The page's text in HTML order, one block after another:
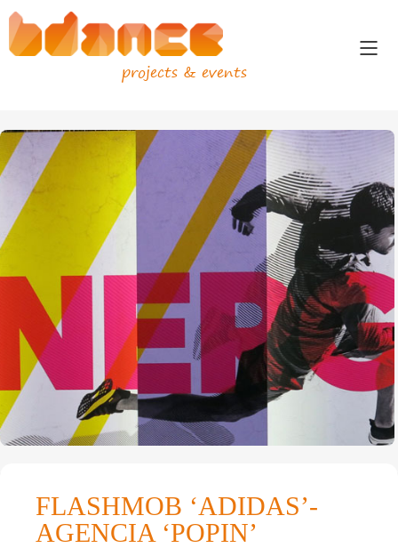
projects & events
FLASHMOB ‘ADIDAS’-
AGENCIA ‘POPIN’